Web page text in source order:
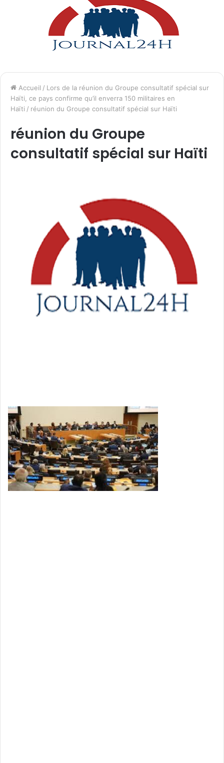
Accueil / Lors de la réunion du Groupe consultatif spécial sur
Haïti, ce pays confirme qu’il enverra 150 militaires en
Haïti / réunion du Groupe consultatif spécial sur Haïti
réunion du Groupe
consultatif spécial sur Haïti